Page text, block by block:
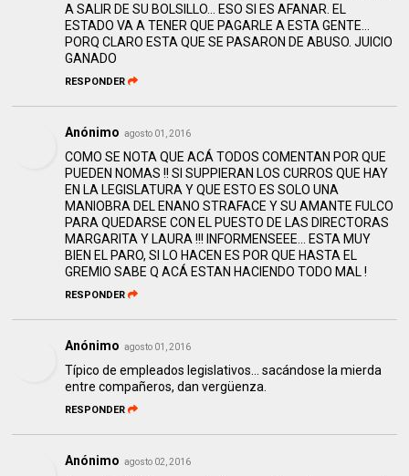
A SALIR DE SU BOLSILLO... ESO SI ES AFANAR. EL
ESTADO VA A TENER QUE PAGARLE A ESTA GENTE...
PORQ CLARO ESTA QUE SE PASARON DE ABUSO. JUICIO
GANADO
RESPONDER
Anónimo agosto 01, 2016
COMO SE NOTA QUE ACÁ TODOS COMENTAN POR QUE
PUEDEN NOMAS !! SI SUPPIERAN LOS CURROS QUE HAY
EN LA LEGISLATURA Y QUE ESTO ES SOLO UNA
MANIOBRA DEL ENANO STRAFACE Y SU AMANTE FULCO
PARA QUEDARSE CON EL PUESTO DE LAS DIRECTORAS
MARGARITA Y LAURA !!! INFORMENSEEE... ESTA MUY
BIEN EL PARO, SI LO HACEN ES POR QUE HASTA EL
GREMIO SABE Q ACÁ ESTAN HACIENDO TODO MAL !
RESPONDER
Anónimo agosto 01, 2016
Típico de empleados legislativos... sacándose la mierda
entre compañeros, dan vergüenza.
RESPONDER
Anónimo agosto 02, 2016